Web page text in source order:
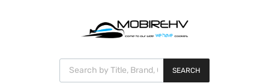
Products search
SEARCH